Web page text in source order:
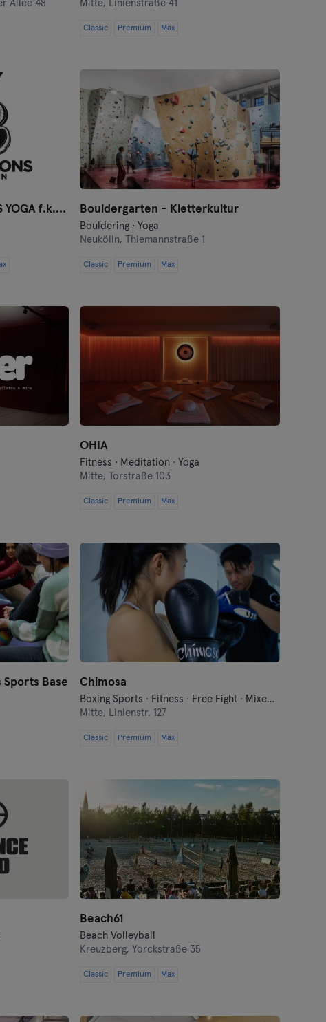
Allee 48
Mitte, Linienstraße 41
Classic Premium Max
ONLINE – THREE BOONS YOGA f.k.a. Jivamukti Berlin Bouldergarten - Kletterkultur
Bouldering · Yoga
Neukölln,
Thiemannstraße 1
Classic Premium Max
OHIA
Fitness · Meditation · Yoga
Mitte,
Torstraße 103
Classic Premium Max
Sports Base Chimosa
Boxing Sports · Fitness · Free Fight · Mixed Martial Arts · Modern Self Defense · Qi Gong and Tai Chi · Traditional Asian Martial Arts
Mitte, Linienstr. 127
Classic Premium Max
Beach61
Beach Volleyball
Kreuzberg, Yorckstraße 35
Classic Premium Max